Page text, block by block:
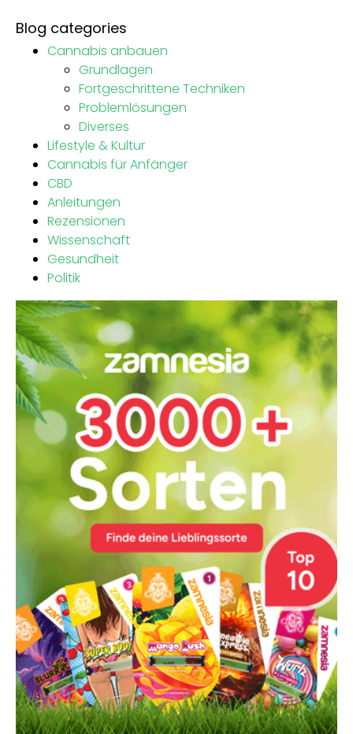
Blog categories
Cannabis anbauen
Grundlagen
Fortgeschrittene Techniken
Problemlösungen
Diverses
Lifestyle & Kultur
Cannabis für Anfänger
CBD
Anleitungen
Rezensionen
Wissenschaft
Gesundheit
Politik